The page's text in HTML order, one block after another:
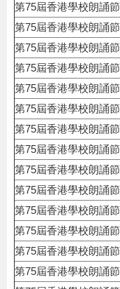
第75屆香港學校朗誦節
第75屆香港學校朗誦節
第75屆香港學校朗誦節
第75屆香港學校朗誦節
第75屆香港學校朗誦節
第75屆香港學校朗誦節
第75屆香港學校朗誦節
第75屆香港學校朗誦節
第75屆香港學校朗誦節
第75屆香港學校朗誦節
第75屆香港學校朗誦節
第75屆香港學校朗誦節
第75屆香港學校朗誦節
第75屆香港學校朗誦節